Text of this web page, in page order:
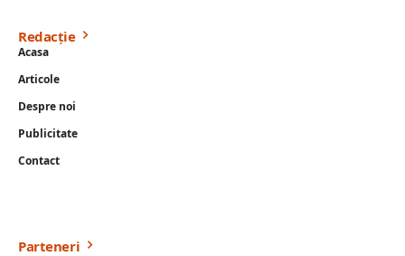
Redacție
Acasa
Articole
Despre noi
Publicitate
Contact
Parteneri